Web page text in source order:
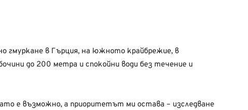
гмуркане в Гърция, на южното крайбрежие, в
до 200 метра и спокойни води без течение и
е възможно, а приоритетът ми остава – изследване